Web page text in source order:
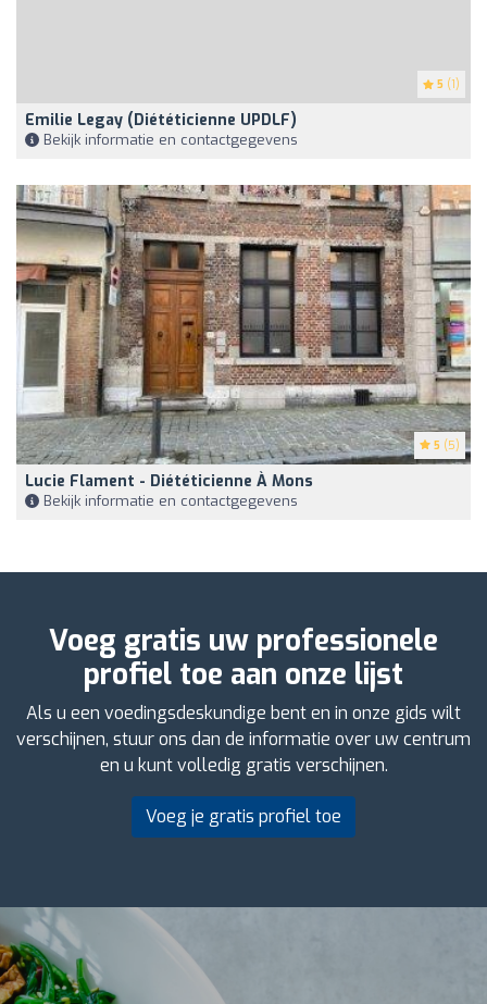
5 (1)
Emilie Legay (Diététicienne UPDLF)
Bekijk informatie en contactgegevens
5 (5)
Lucie Flament - Diététicienne À Mons
Bekijk informatie en contactgegevens
Voeg gratis uw professionele
profiel toe aan onze lijst
Als u een voedingsdeskundige bent en in onze gids wilt
verschijnen, stuur ons dan de informatie over uw centrum
en u kunt volledig gratis verschijnen.
Voeg je gratis profiel toe